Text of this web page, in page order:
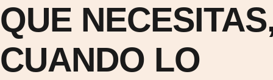
QUE
CUANDO LO